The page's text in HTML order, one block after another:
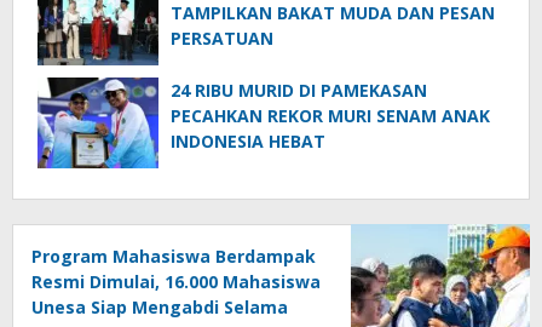
TAMPILKAN BAKAT MUDA DAN PESAN
PERSATUAN
24 RIBU MURID DI PAMEKASAN
PECAHKAN REKOR MURI SENAM ANAK
INDONESIA HEBAT
Program Mahasiswa Berdampak
Resmi Dimulai, 16.000 Mahasiswa
Unesa Siap Mengabdi Selama